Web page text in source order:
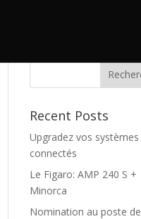
Recent Posts
Upgradez vos systèmes
connectés
Le Figaro: AMP 240 S +
Minorca
Nomination au poste de